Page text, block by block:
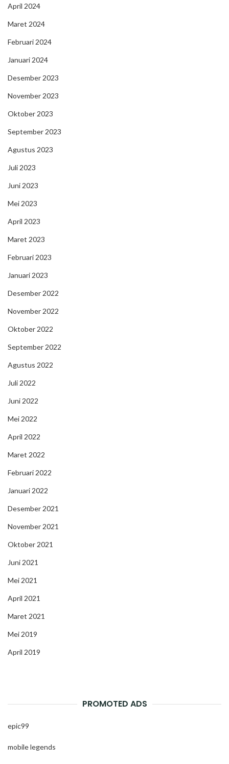
April 2024
Maret 2024
Februari 2024
Januari 2024
Desember 2023
November 2023
Oktober 2023
September 2023
Agustus 2023
Juli 2023
Juni 2023
Mei 2023
April 2023
Maret 2023
Februari 2023
Januari 2023
Desember 2022
November 2022
Oktober 2022
September 2022
Agustus 2022
Juli 2022
Juni 2022
Mei 2022
April 2022
Maret 2022
Februari 2022
Januari 2022
Desember 2021
November 2021
Oktober 2021
Juni 2021
Mei 2021
April 2021
Maret 2021
Mei 2019
April 2019
PROMOTED ADS
epic99
mobile legends